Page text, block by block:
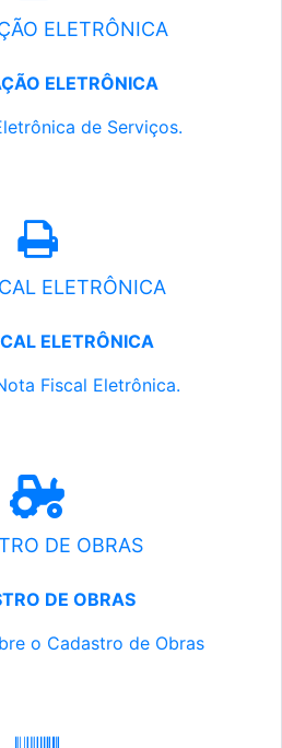
ELETRÔNICA
ELETRÔNICA
de Serviços.
ELETRÔNICA
ELETRÔNICA
Fiscal Eletrônica.
DE OBRAS
DE OBRAS
o Cadastro de Obras